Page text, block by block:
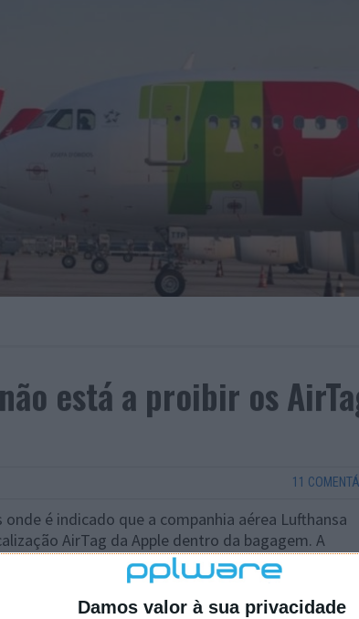
Damos valor à sua privacidade
está a proibir os
11
é indicado que a companhia aérea Lufthansa
AirTag da Apple dentro da bagagem. A
na conta do Twitter da empresa. Contactada
a dizer que não tinha “proibido os AirTags
da Lufthansa para proibir os AirTags”.